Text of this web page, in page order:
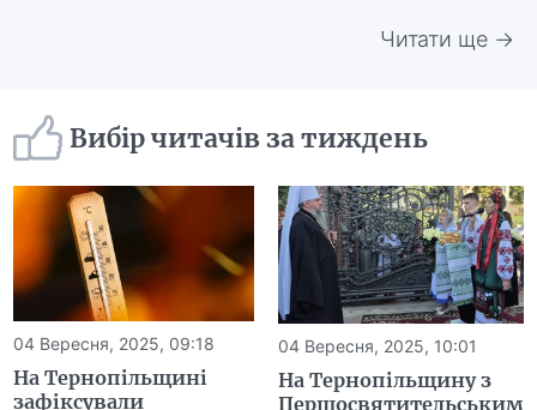
Читати ще →
Вибір читачів за тиждень
04 Вересня, 2025, 09:18
На Тернопільщині
зафіксували
04 Вересня, 2025, 10:01
На Тернопільщину з
Першосвятительським